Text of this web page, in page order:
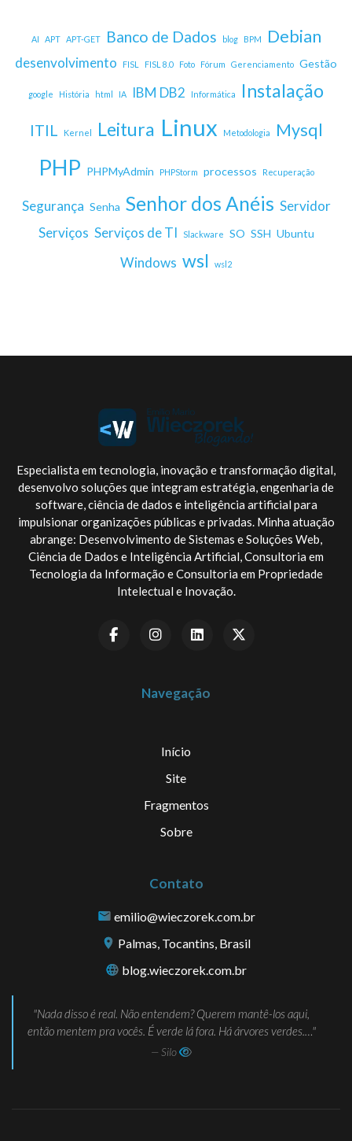
AI APT APT-GET Banco de Dados blog BPM Debian
desenvolvimento FISL FISL 8.0 Foto Fórum Gerenciamento Gestão
google História html IA IBM DB2 Informática Instalação
ITIL Kernel Leitura Linux Metodologia Mysql
PHP PHPMyAdmin PHPStorm processos Recuperação
Segurança Senha Senhor dos Anéis Servidor
Serviços Serviços de TI Slackware SO SSH Ubuntu
Windows wsl wsl2
Especialista em tecnologia, inovação e transformação digital,
desenvolvo soluções que integram estratégia, engenharia de
software, ciência de dados e inteligência artificial para
impulsionar organizações públicas e privadas. Minha atuação
abrange: Desenvolvimento de Sistemas e Soluções Web,
Ciência de Dados e Inteligência Artificial, Consultoria em
Tecnologia da Informação e Consultoria em Propriedade
Intelectual e Inovação.
Navegação
Início
Site
Fragmentos
Sobre
Contato
emilio@wieczorek.com.br
Palmas, Tocantins, Brasil
blog.wieczorek.com.br
Nada disso é real. Não entendem? Querem mantê-los aqui,
então mentem pra vocês. É verde lá fora. Há árvores verdes.…
— Silo